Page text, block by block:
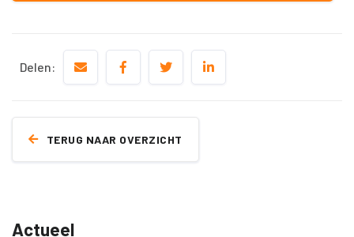
Delen:
TERUG NAAR OVERZICHT
Actueel